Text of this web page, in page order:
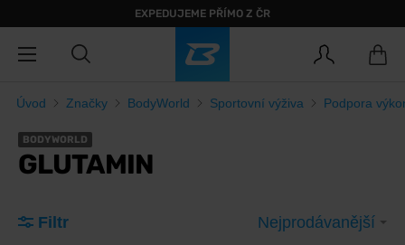
EXPEDUJEME PŘÍMO Z ČR
Úvod Značky BodyWorld Sportovní výživa Podpora
BODYWORLD
GLUTAMIN
Filtr Nejprodávanější